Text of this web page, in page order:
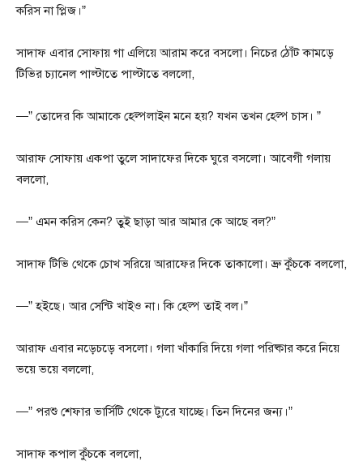
করিস না প্লিজ।”
সাদাফ এবার সোফায় গা এলিয়ে আরাম করে বসলো। নিচের ঠোঁট কামড়ে
টিভির চ্যানেল পাল্টাতে পাল্টাতে বললো,
—” তোদের কি আমাকে হেল্পলাইন মনে হয়? যখন তখন হেল্প চাস। ”
আরাফ সোফায় একপা তুলে সাদাফের দিকে ঘুরে বসলো। আবেগী গলায়
বললো,
—” এমন করিস কেন? তুই ছাড়া আর আমার কে আছে বল?”
সাদাফ টিভি থেকে চোখ সরিয়ে আরাফের দিকে তাকালো। ভ্রু কুঁচকে বললো,
—” হইছে। আর সেন্টি খাইও না। কি হেল্প তাই বল।”
আরাফ এবার নড়েচড়ে বসলো। গলা খাঁকারি দিয়ে গলা পরিষ্কার করে নিয়ে
ভয়ে ভয়ে বললো,
—” পরশু শেফার ভার্সিটি থেকে ট্যুরে যাচ্ছে। তিন দিনের জন্য।”
সাদাফ কপাল কুঁচকে বললো,